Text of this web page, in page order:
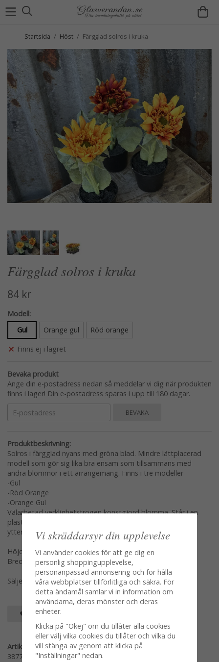
Startsida / Höst / Färgglad solros i kruka
Färgglad solros i kruka
84 kr
Modell:
Gul
Orange gul Röd orange
Finns ej i lagret
Bevaka produkt
Ange din e-postadress nedan så meddelar vi dig när produkten
finns i lager! Din e-postadress sparas i upp till 180 dagar.
BEVAKA
Produktbeskrivning:
Solros i färgglad nyans med gröna blad. Mindre lättplacerad
modell som gör sig lika bra ensam som tillsammans med
andra blommor i ett arrangemang. Finns i tre modeller
-Gul
-Röd Orange
-Orange Gul
Välarbetad verklighetstrogen konstgjord blomma. Står i en
plastad innerkruka som med fördel kan ställas i en större
ytterkruka eller ett ljussglas i lite bredare modell.
Höjd: 18cm
Bredd kruka: 6cm
Säljes per styck var modell för sig en och en
SPARA SOM FAVORIT
Artikelnummer:
3877-99-1-G
Vi skräddarsyr din upplevelse
Vi använder cookies för att ge dig en
personlig shoppingupplevelse,
personanpassad annonsering och för hålla
våra webbplatser tillförlitliga och säkra. För
detta ändamål samlar vi in information om
användarna, deras mönster och deras
enheter.
Klicka på "Okej" om du tillåter alla cookies
eller välj vilka cookies du tillåter och vilka du
vill stänga av genom att klicka på
"Inställningar" nedan.